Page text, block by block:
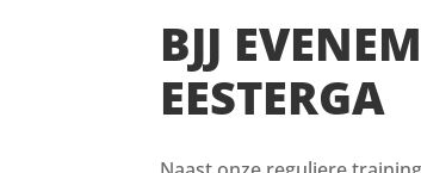
BJJ
EESTERGA